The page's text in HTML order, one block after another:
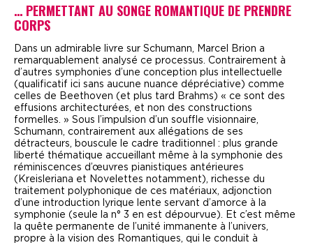
… PERMETTANT AU SONGE ROMANTIQUE DE PRENDRE
CORPS
Dans un admirable livre sur Schumann, Marcel Brion a
remarquablement analysé ce processus. Contrairement à
d’autres symphonies d’une conception plus intellectuelle
(qualificatif ici sans aucune nuance dépréciative) comme
celles de Beethoven (et plus tard Brahms) « ce sont des
effusions architecturées, et non des constructions
formelles. » Sous l’impulsion d’un souffle visionnaire,
Schumann, contrairement aux allégations de ses
détracteurs, bouscule le cadre traditionnel : plus grande
liberté thématique accueillant même à la symphonie des
réminiscences d’œuvres pianistiques antérieures
( Kreisleriana et Novelettes notamment), richesse du
traitement polyphonique de ces matériaux, adjonction
d’une introduction lyrique lente servant d’amorce à la
symphonie (seule la n° 3 en est dépourvue). Et c’est même
la quête permanente de l’unité immanente à l’univers,
propre à la vision des Romantiques, qui le conduit à